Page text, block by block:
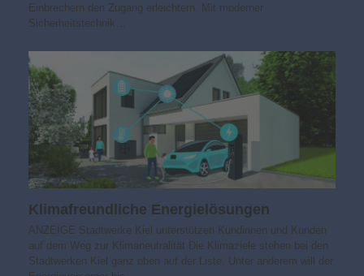
Einbrechern den Zugang erleichtern. Mit moderner
Sicherheitstechnik…
Klimafreundliche Energielösungen
ANZEIGE Stadtwerke Kiel unterstützen Kundinnen und Kunden
auf dem Weg zur Klimaneutralität Die Klimaziele stehen bei den
Stadtwerken Kiel ganz oben auf der Liste. Unter anderem will der